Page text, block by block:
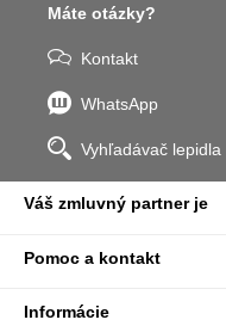
Máte otázky?
Kontakt
WhatsApp
Vyhľadávač lepidla
Váš zmluvný partner je
Pomoc a kontakt
Informácie